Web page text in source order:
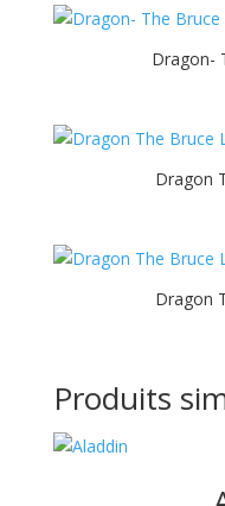
Dragon-
Dragon
Dragon
Produits